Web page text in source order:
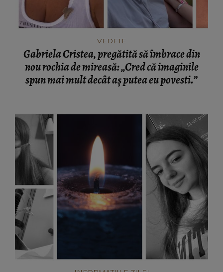
VEDETE
Gabriela Cristea, pregătită să îmbrace din
nou rochia de mireasă: „Cred că imaginile
spun mai mult decât aș putea eu povesti.”